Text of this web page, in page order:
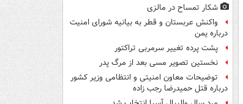
شکار تمساح در مالزی
واکنش عربستان و قطر به بیانیه شورای امنیت
درباره یمن
پشت پرده تغییر سرمربی تراکتور
نخستین تصویر مسی بعد از مرگ پدر
توضیحات معاون امنیتی و انتظامی وزیر کشور
درباره قتل حمیدرضا رجب زاده